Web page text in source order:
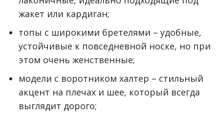
жакет или кардиган;
топы с широкими бретелями – удобные,
устойчивые к повседневной носке, но при
этом очень женственные;
модели с воротником халтер – стильный
акцент на плечах и шее, который всегда
выглядит дорого;